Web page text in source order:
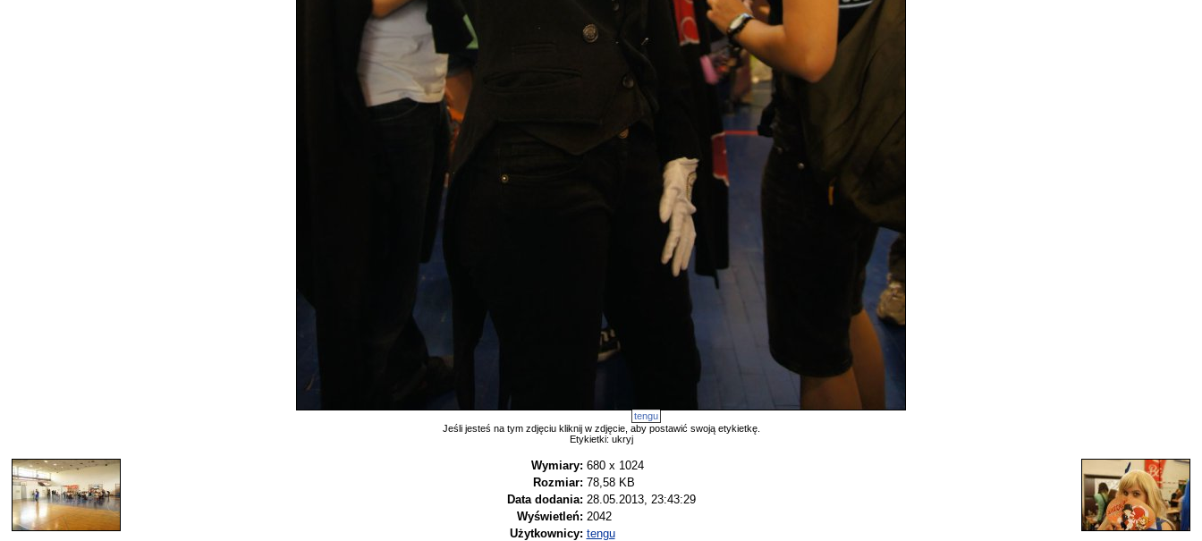
tengu
Jeśli jesteś na tym zdjęciu kliknij w zdjęcie, aby postawić swoją etykietkę.
Etykietki: ukryj
Wymiary: 680 x 1024
Rozmiar: 78,58 KB
Data dodania: 28.05.2013, 23:43:29
Wyświetleń: 2042
Użytkownicy: tengu